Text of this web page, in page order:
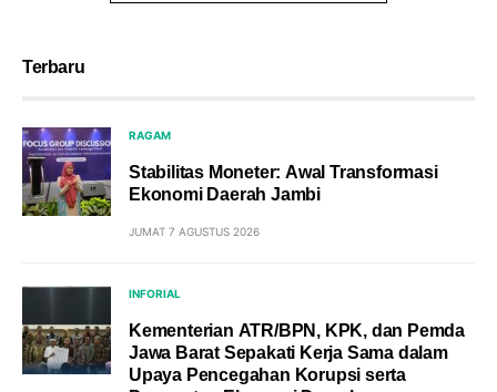
Terbaru
RAGAM
Stabilitas Moneter: Awal Transformasi
Ekonomi Daerah Jambi
JUMAT 7 AGUSTUS 2026
INFORIAL
Kementerian ATR/BPN, KPK, dan Pemda
Jawa Barat Sepakati Kerja Sama dalam
Upaya Pencegahan Korupsi serta